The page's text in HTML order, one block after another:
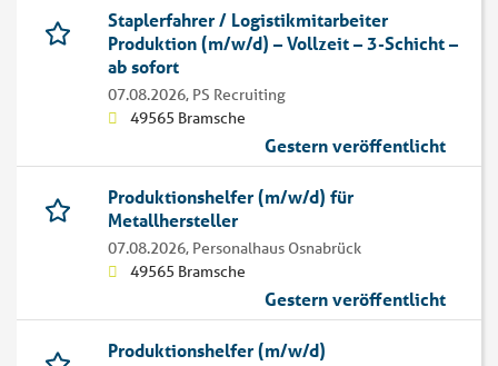
Staplerfahrer / Logistikmitarbeiter
Produktion (m/w/d) – Vollzeit – 3-Schicht –
ab sofort
07.08.2026, PS Recruiting
49565 Bramsche
Gestern veröffentlicht
Produktionshelfer (m/w/d) für
Metallhersteller
07.08.2026, Personalhaus Osnabrück
49565 Bramsche
Gestern veröffentlicht
Produktionshelfer (m/w/d)